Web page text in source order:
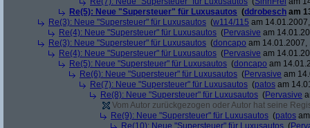
Re(5): Neue "Supersteuer" für Luxusautos (ddrobesch am
Re(3): Neue "Supersteuer" für Luxusautos (w114/115 am
Re(4): Neue "Supersteuer" für Luxusautos (Pervasive am
Re(3): Neue "Supersteuer" für Luxusautos (doncapo am 14.01.2007,
Re(4): Neue "Supersteuer" für Luxusautos (Pervasive am
Re(5): Neue "Supersteuer" für Luxusautos (doncapo am
Re(6): Neue "Supersteuer" für Luxusautos (Pervasive am
Re(7): Neue "Supersteuer" für Luxusautos (patos am
Re(8): Neue "Supersteuer" für Luxusautos (Pervasive
Vom Autor zurückgezogen oder Autor hat seine
Re(9): Neue "Supersteuer" für Luxusautos (patos
Re(10): Neue "Supersteuer" für Luxusautos (